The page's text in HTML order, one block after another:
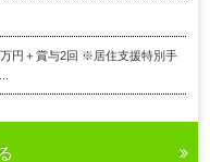
万円＋賞与2回 ※居住支援特別手